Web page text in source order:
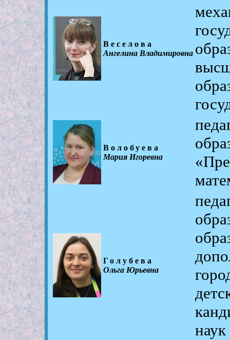
Веселова
Ангелина Владимировна
Волобуева
Мария Игоревна
Голубева
Ольга Юрьевна
наук